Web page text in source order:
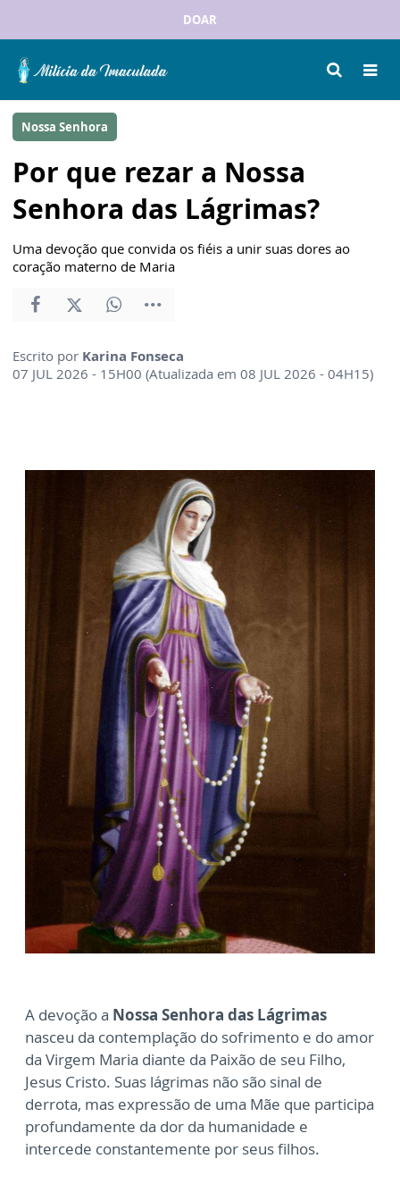
DOAR
Nossa Senhora
Por que rezar a Nossa
Senhora das Lágrimas?
Uma devoção que convida os fiéis a unir suas dores ao
coração materno de Maria
Escrito por Karina Fonseca
07 JUL 2026 - 15H00 (Atualizada em 08 JUL 2026 - 04H15)
A devoção a Nossa Senhora das Lágrimas
nasceu da contemplação do sofrimento e do amor
da Virgem Maria diante da Paixão de seu Filho,
Jesus Cristo. Suas lágrimas não são sinal de
derrota, mas expressão de uma Mãe que participa
profundamente da dor da humanidade e
intercede constantemente por seus filhos.